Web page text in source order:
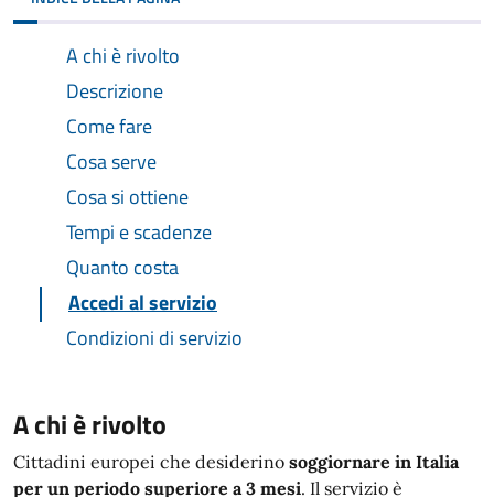
A chi è rivolto
Descrizione
Come fare
Cosa serve
Cosa si ottiene
Tempi e scadenze
Quanto costa
Accedi al servizio
Condizioni di servizio
A chi è rivolto
Cittadini europei che desiderino soggiornare in Italia
per un periodo superiore a 3 mesi. Il servizio è